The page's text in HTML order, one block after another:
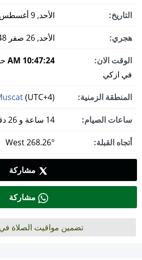
التاريخ: الأحد, 9 أغسطس 2026 ميلادي
هجري: الأحد, 26 صفر 1448
الوقت الان: 10:47:24 AM
في ازكي
المنطقة الزمنية: (UTC+4)
ساعات الصيام:
أتجاه القبلة:
مشاركة
مشاركة
تضمين مواقيت الصلاة